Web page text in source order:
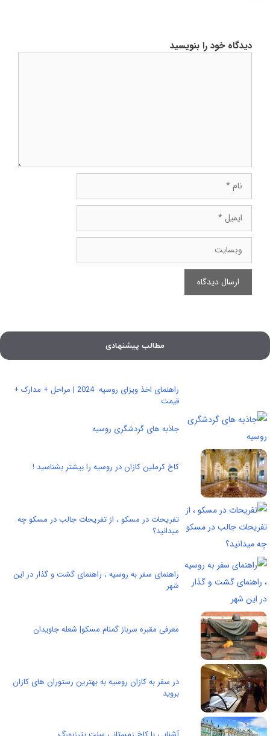
دیدگاه خود را بنویسید
ایمیل
وبسایت
مطالب پیشنهادی
راهنمای اخذ ویزای روسیه 2024 | مراحل + مدارک +
قیمت
جاذبه های گردشگری روسیه
کاخ کرملین کازان در روسیه را بیشتر بشناسید !
تفریحات در مسکو ، از تفریحات جالب در مسکو چه
میدانید؟
راهنمای سفر به روسیه ، راهنمای گشت و گذار در این
شهر
معرفی مقبره سرباز گمنام مسکو| شعله جاویدان
در سفر به کازان روسیه به بهترین رستوران های کازان
بروید